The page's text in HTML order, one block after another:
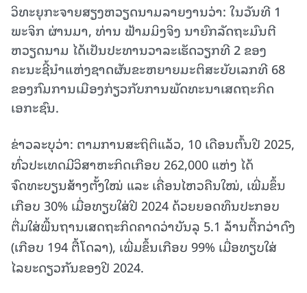
ວິທະຍຸກະຈາຍສຽງຫວຽດນາມລາຍງານວ່າ: ໃນວັນທີ 1
ພະຈິກ ຜ່ານມາ, ທ່ານ ຟ້າມມິງຈິງ ນາຍົກລັດຖະມົນຕີ
ຫວຽດນາມ ໄດ້ເປັນປະທານວາລະເຮັດວຽກທີ 2 ຂອງ
ຄະນະຊີ້ນຳແຫ່ງຊາດຜັນຂະຫຍາຍມະຕິສະບັບເລກທີ 68
ຂອງກົມການເມືອງກ່ຽວກັບການພັດທະນາເສດຖະກິດ
ເອກະຊົນ.
ຂ່າວລະບຸວ່າ: ຕາມການສະຖິຕິແລ້ວ, 10 ເດືອນຕົ້ນປີ 2025,
ທົ່ວປະເທດມີວິສາຫະກິດເກືອບ 262,000 ແຫ່ງ ໄດ້
ຈົດທະບຽນສ້າງຕັ້ງໃໝ່ ແລະ ເຄື່ອນໄຫວຄືນໃໝ່, ເພີ່ມຂຶ້ນ
ເກືອບ 30% ເມື່ອທຽບໃສ່ປີ 2024 ດ້ວຍຍອດທຶນປະກອບ
ຕື່ມໃສ່ພື້ນຖານເສດຖະກິດຄາດວ່າບັນລຸ 5.1 ລ້ານຕື້ກວ່າດົງ
(ເກືອບ 194 ຕື້ໂດລາ), ເພີ່ມຂຶ້ນເກືອບ 99% ເມື່ອທຽບໃສ່
ໄລຍະດຽວກັນຂອງປີ 2024.